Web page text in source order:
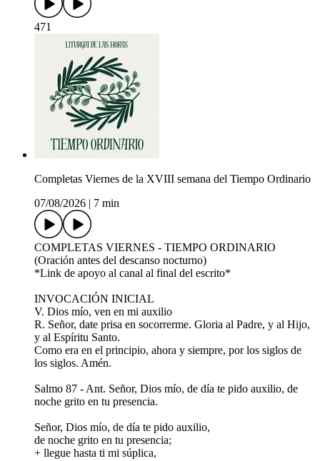
471
Completas Viernes de la XVIII semana del Tiempo Ordinario
07/08/2026
7 min
COMPLETAS VIERNES - TIEMPO ORDINARIO
(Oración antes del descanso nocturno)
*Link de apoyo al canal al final del escrito*
INVOCACIÓN INICIAL
V. Dios mío, ven en mi auxilio
R. Señor, date prisa en socorrerme. Gloria al Padre, y al Hijo,
y al Espíritu Santo.
Como era en el principio, ahora y siempre, por los siglos de
los siglos. Amén.
Salmo 87 - Ant. Señor, Dios mío, de día te pido auxilio, de
noche grito en tu presencia.
Señor, Dios mío, de día te pido auxilio,
de noche grito en tu presencia;
+ llegue hasta ti mi súplica,